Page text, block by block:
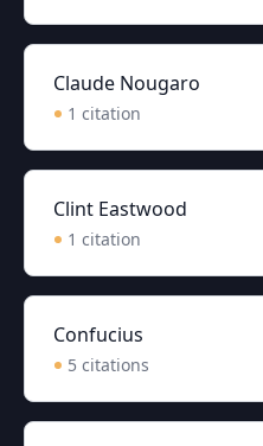
Claude Nougaro
1 citation
Clint Eastwood
1 citation
Confucius
5 citations